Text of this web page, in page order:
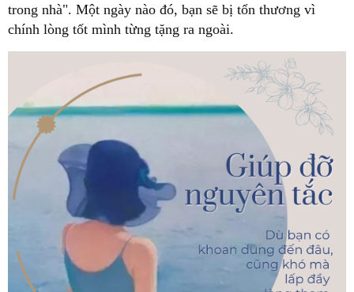
trong nhà". Một ngày nào đó, bạn sẽ bị tổn thương vì